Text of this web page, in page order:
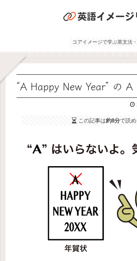
コアイメージで学ぶ英文法
“A Happy New Year” の
この記事は約8分で読め